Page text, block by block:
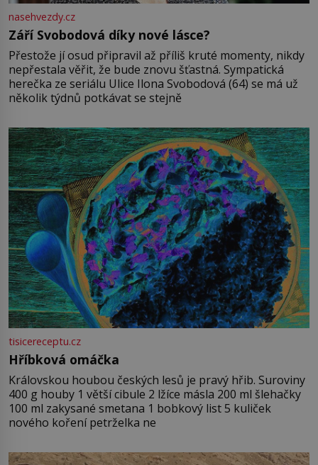
nasehvezdy.cz
Září Svobodová díky nové lásce?
Přestože jí osud připravil až příliš kruté momenty, nikdy
nepřestala věřit, že bude znovu šťastná. Sympatická
herečka ze seriálu Ulice Ilona Svobodová (64) se má už
několik týdnů potkávat se stejně
tisicereceptu.cz
Hříbková omáčka
Královskou houbou českých lesů je pravý hřib. Suroviny
400 g houby 1 větší cibule 2 lžíce másla 200 ml šlehačky
100 ml zakysané smetana 1 bobkový list 5 kuliček
nového koření petrželka ne